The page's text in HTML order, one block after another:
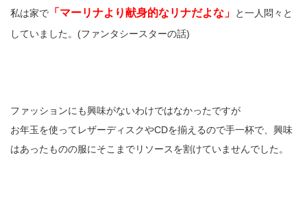
私は家で 「マーリナより献身的なリナだよな」
と一人悶々と
していました。(ファンタシースターの話)
ファッションにも興味がないわけではなかったですが
お年玉を使ってレザーディスクやCDを揃えるので手一杯で、興味
はあったものの服にそこまでリソースを割けていませんでした。